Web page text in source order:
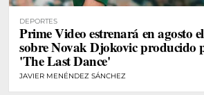
DEPORTES
Prime Video estrenará en agosto
sobre Novak Djokovic producido
'The Last Dance'
JAVIER MENÉNDEZ SÁNCHEZ